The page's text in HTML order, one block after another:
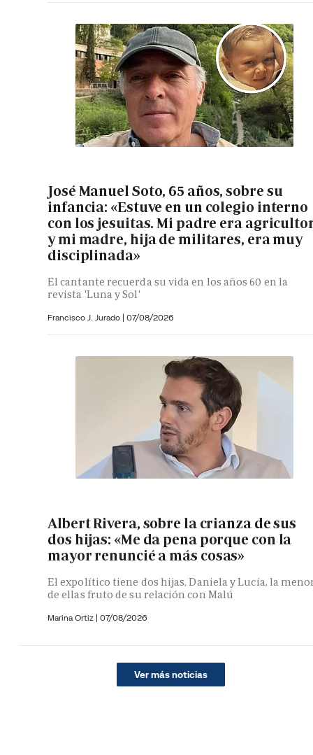
José Manuel Soto, 65 años, sobre su
infancia: «Estuve en un colegio interno
con los jesuitas. Mi padre era
y mi madre, hija de militares, era muy
disciplinada»
El cantante recuerda su vida en los años 60 en la
revista 'Luna y Sol'
Francisco J. Jurado | 07/08/2026
Albert Rivera, sobre la crianza de sus
dos hijas: «Me da pena porque con la
mayor renuncié a más cosas»
El expolítico tiene dos hijas, Daniela y Lucía, la
de ellas fruto de su relación con Malú
Marina Ortiz | 07/08/2026
Ver más noticias